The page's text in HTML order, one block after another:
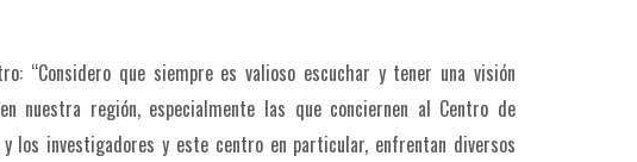
“Considero que siempre es valioso escuchar y tener una visión
nuestra región, especialmente las que conciernen al Centro de
los investigadores y este centro en particular, enfrentan diversos